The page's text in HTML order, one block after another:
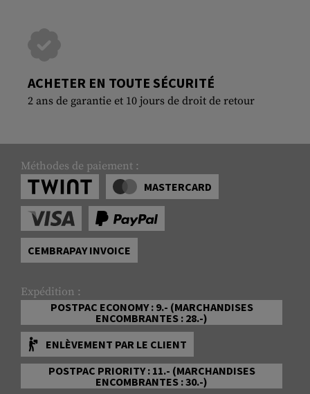
ACHETER EN TOUTE SÉCURITÉ
2 ans de garantie et 10 jours de droit de retour
Méthodes de paiement :
MASTERCARD
CEMBRAPAY INVOICE
Expédition :
POSTPAC ECONOMY : 9.- (MARCHANDISES
ENCOMBRANTES : 28.-)
ENLÈVEMENT PAR LE CLIENT
POSTPAC PRIORITY : 11.- (MARCHANDISES
ENCOMBRANTES : 30.-)